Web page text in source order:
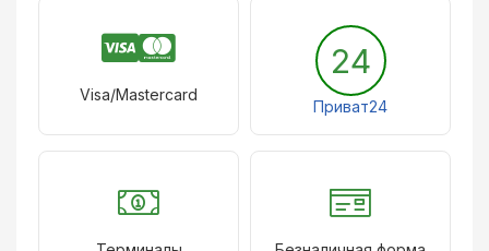
Visa/Mastercard
24
Приват24